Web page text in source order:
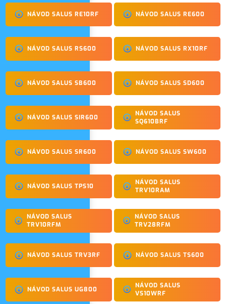
NÁVOD SALUS RE10RF NÁVOD SALUS RE600
NÁVOD SALUS RS600 NÁVOD SALUS RX10RF
NÁVOD SALUS SB600 NÁVOD SALUS SD600
NÁVOD SALUS SIR600
NÁVOD SALUS
SQ610BRF
NÁVOD SALUS SR600 NÁVOD SALUS SW600
NÁVOD SALUS TPS10
NÁVOD SALUS
TRV10RAM
NÁVOD SALUS
TRV10RFM
NÁVOD SALUS
TRV28RFM
NÁVOD SALUS TRV3RF NÁVOD SALUS TS600
NÁVOD SALUS UG800
NÁVOD SALUS
VS10WRF